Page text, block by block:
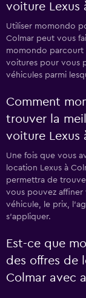
voiture Lexus
Utiliser momondo
Colmar peut vous
momondo parcourt
voitures pour vous
véhicules parmi
Comment
trouver la
voiture Lexus
Une fois que vous
location Lexus à
permettra de
vous pouvez
véhicule, le prix,
s'appliquer.
Est-ce que
des offres de
Colmar avec